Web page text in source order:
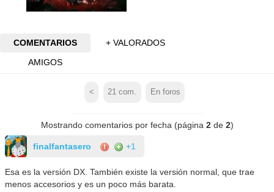
COMENTARIOS
+ VALORADOS
AMIGOS
< 21 com. En foros
Mostrando comentarios por fecha (página 2de 2)
finalfantasero +1
Esa es la versión DX. También existe la versión normal, que trae
menos accesorios y es un poco más barata.